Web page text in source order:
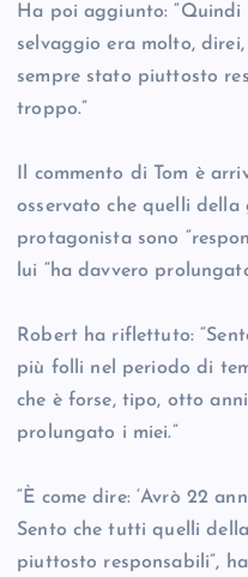
Ha poi aggiunto: “Quindi
selvaggio era molto,
sempre stato piuttosto
troppo.”
Il commento di Tom è
osservato che quelli della
protagonista sono
lui “ha davvero
Robert ha riflettuto:
più folli nel periodo di
che è forse, tipo, otto
prolungato i miei.”
“È come dire: ‘Avrò 22
Sento che tutti quelli
piuttosto responsabili”,